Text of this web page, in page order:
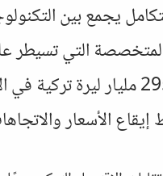
المتخصصة التي
الأسعار